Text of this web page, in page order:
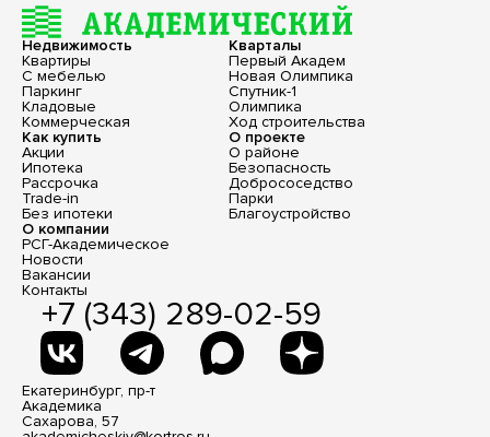
Недвижимость
Квартиры
С мебелью
Паркинг
Кладовые
Коммерческая
Кварталы
Первый Академ
Новая Олимпика
Спутник-1
Олимпика
Ход строительства
Как купить
Акции
Ипотека
Рассрочка
Trade-in
Без ипотеки
О проекте
О районе
Безопасность
Добрососедство
Парки
Благоустройство
О компании
РСГ-Академическое
Новости
Вакансии
Контакты
+7 (343) 289-02-59
Екатеринбург, пр-т
Академика
Сахарова, 57